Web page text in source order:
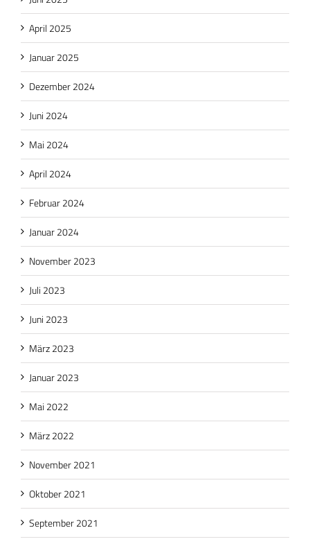
April 2025
Januar 2025
Dezember 2024
Juni 2024
Mai 2024
April 2024
Februar 2024
Januar 2024
November 2023
Juli 2023
Juni 2023
März 2023
Januar 2023
Mai 2022
März 2022
November 2021
Oktober 2021
September 2021